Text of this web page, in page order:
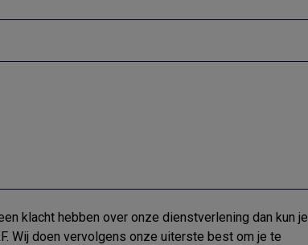
klacht hebben over onze dienstverlening dan kun je
Wij doen vervolgens onze uiterste best om je te